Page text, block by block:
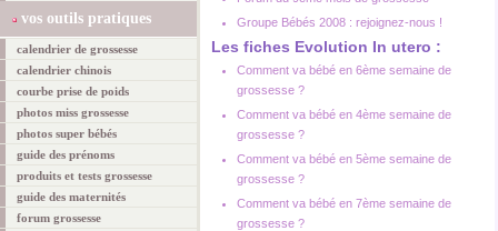
vos outils pratiques
calendrier de grossesse
calendrier chinois
courbe prise de poids
photos miss grossesse
photos super bébés
guide des prénoms
produits et tests grossesse
guide des maternités
forum grossesse
Groupe Bébés 2008 : rejoignez-nous !
Les fiches Evolution In utero :
Comment va bébé en 6ème semaine de
grossesse ?
Comment va bébé en 4ème semaine de
grossesse ?
Comment va bébé en 5ème semaine de
grossesse ?
Comment va bébé en 7ème semaine de
grossesse ?